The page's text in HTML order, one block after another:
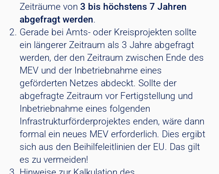
Zeiträume von 3 bis höchstens 7 Jahren
abgefragt werden.
Gerade bei Amts- oder Kreisprojekten sollte
ein längerer Zeitraum als 3 Jahre abgefragt
werden, der den Zeitraum zwischen Ende des
MEV und der Inbetriebnahme eines
geförderten Netzes abdeckt. Sollte der
abgefragte Zeitraum vor Fertigstellung und
Inbetriebnahme eines folgenden
Infrastrukturförderprojektes enden, wäre dann
formal ein neues MEV erforderlich. Dies ergibt
sich aus den Beihilfeleitlinien der EU. Das gilt
es zu vermeiden!